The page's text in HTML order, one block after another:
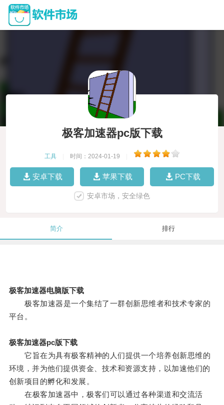
极客加速器pc版下载
工具 时间：2024-01-19
安卓下载 苹果下载 PC下载
安卓市场，安全绿色
简介 排行
极客加速器电脑版下载
极客加速器是一个集结了一群创新思维者和技术专家的
平台。
极客加速器pc版下载
它旨在为具有极客精神的人们提供一个培养创新思维的
环境，并为他们提供资金、技术和资源支持，以加速他们的
创新项目的孵化和发展。
在极客加速器中，极客们可以通过各种渠道和交流活